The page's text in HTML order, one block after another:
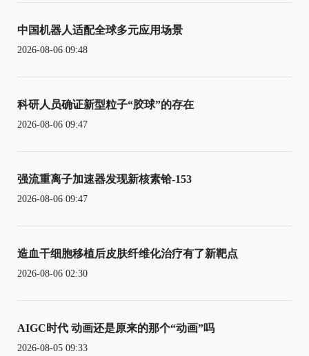
中国机器人适配全球多元应用场景
2026-08-06 09:48
科研人员确证新型粒子“胶球”的存在
2026-08-06 09:47
强流重离子加速器发现新核素铪-153
2026-08-06 09:47
造血干细胞移植后皮肤纤维化治疗有了新靶点
2026-08-06 02:30
AIGC时代 动画还是原来的那个“动画”吗
2026-08-05 09:33